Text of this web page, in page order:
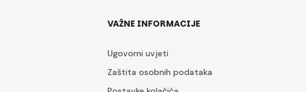
VAŽNE INFORMACIJE
Ugovorni uvjeti
Zaštita osobnih podataka